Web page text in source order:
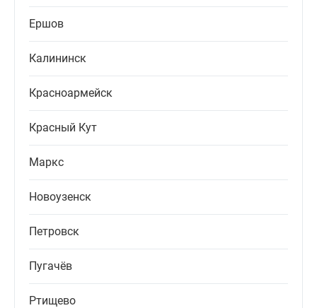
Ершов
Калининск
Красноармейск
Красный Кут
Маркс
Новоузенск
Петровск
Пугачёв
Ртищево